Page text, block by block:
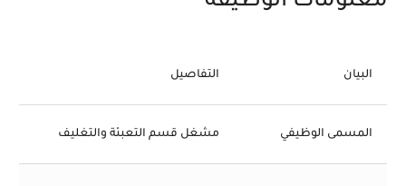
البيان التفاصيل
المسمى الوظيفي مشغل قسم التعبئة والتغليف